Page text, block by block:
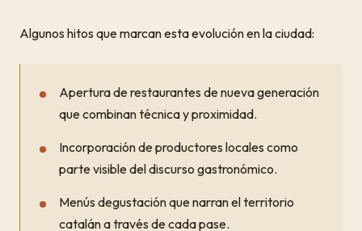
Algunos hitos que marcan esta evolución en la ciudad:
Apertura de restaurantes de nueva generación
que combinan técnica y proximidad.
Incorporación de productores locales como
parte visible del discurso gastronómico.
Menús degustación que narran el territorio
catalán a través de cada pase.